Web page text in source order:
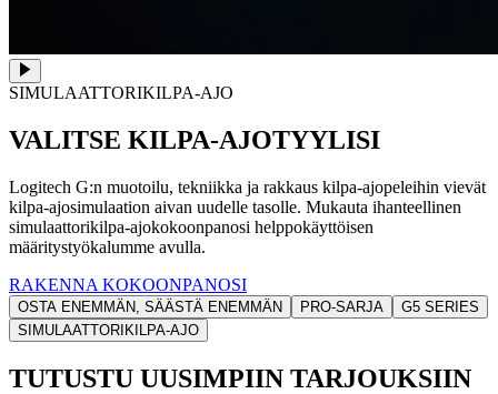
SIMULAATTORIKILPA-AJO
VALITSE KILPA-AJOTYYLISI
Logitech G:n muotoilu, tekniikka ja rakkaus kilpa-ajopeleihin vievät
kilpa-ajosimulaation aivan uudelle tasolle. Mukauta ihanteellinen
simulaattorikilpa-ajokokoonpanosi helppokäyttöisen
määritystyökalumme avulla.
RAKENNA KOKOONPANOSI
OSTA ENEMMÄN, SÄÄSTÄ ENEMMÄN PRO-SARJA
G5 SERIES
SIMULAATTORIKILPA-AJO
TUTUSTU UUSIMPIIN TARJOUKSIIN